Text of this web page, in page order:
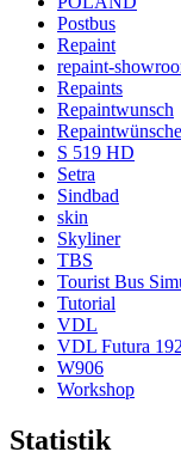
Postbus
Repaint
repaint-
Repaints
Repaintwunsch
Repaintwünsche
S 519 HD
Setra
Sindbad
skin
Skyliner
TBS
Tourist Bus
Tutorial
VDL
VDL Futura 192
W906
Workshop
Statistik